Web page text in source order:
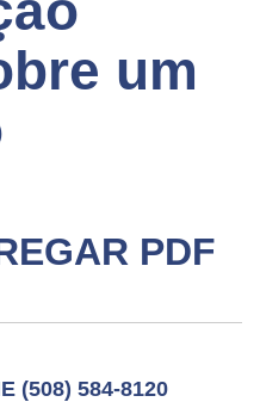
um
PDF
(508) 584-8120